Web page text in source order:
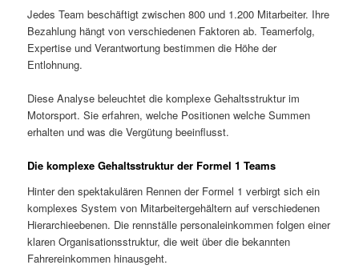
Jedes Team beschäftigt zwischen 800 und 1.200 Mitarbeiter. Ihre
Bezahlung hängt von verschiedenen Faktoren ab. Teamerfolg,
Expertise und Verantwortung bestimmen die Höhe der
Entlohnung.
Diese Analyse beleuchtet die komplexe Gehaltsstruktur im
Motorsport. Sie erfahren, welche Positionen welche Summen
erhalten und was die Vergütung beeinflusst.
Die komplexe Gehaltsstruktur der Formel 1 Teams
Hinter den spektakulären Rennen der Formel 1 verbirgt sich ein
komplexes System von Mitarbeitergehältern auf verschiedenen
Hierarchieebenen. Die rennställe personaleinkommen folgen einer
klaren Organisationsstruktur, die weit über die bekannten
Fahrereinkommen hinausgeht.